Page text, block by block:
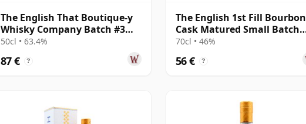
The English That Boutique-y
Whisky Company Batch #3
Single Mal 2009 12 años
50cl • 63.4%
87 € ?
The English 1st Fill Bourbon
Cask Matured Small Batch
Single M 2016 5 años
70cl • 46%
56 € ?